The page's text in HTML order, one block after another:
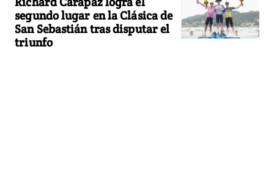
segundo lugar en la Clásica de
San Sebastián tras disputar el
triunfo